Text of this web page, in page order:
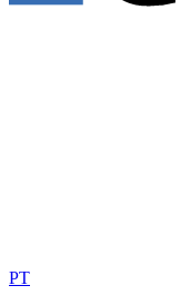
PT